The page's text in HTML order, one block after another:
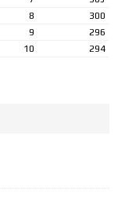
8
300
9
296
10 294